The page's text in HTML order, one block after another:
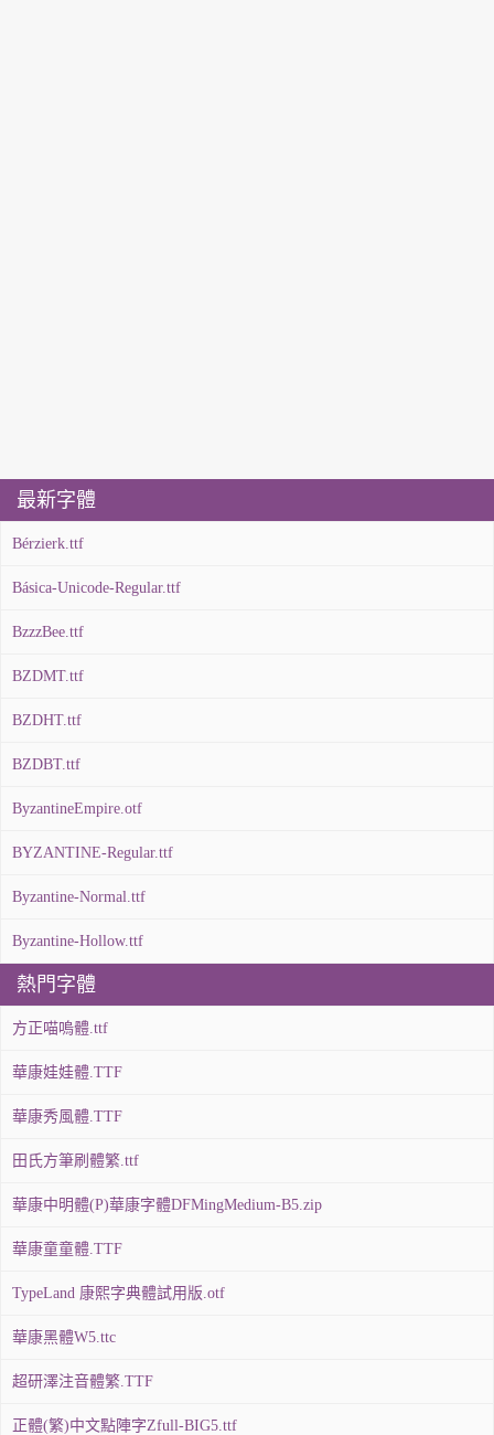
最新字體
Bérzierk.ttf
Básica-Unicode-Regular.ttf
BzzzBee.ttf
BZDMT.ttf
BZDHT.ttf
BZDBT.ttf
ByzantineEmpire.otf
BYZANTINE-Regular.ttf
Byzantine-Normal.ttf
Byzantine-Hollow.ttf
熱門字體
方正喵嗚體.ttf
華康娃娃體.TTF
華康秀風體.TTF
田氏方筆刷體繁.ttf
華康中明體(P)華康字體DFMingMedium-B5.zip
華康童童體.TTF
TypeLand 康熙字典體試用版.otf
華康黑體W5.ttc
超研澤注音體繁.TTF
正體(繁)中文點陣字Zfull-BIG5.ttf